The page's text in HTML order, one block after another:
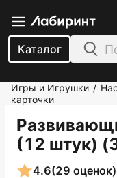
Каталог
Игры и Игрушки /
карточки
(12 штук)
4.6(29 оценок)